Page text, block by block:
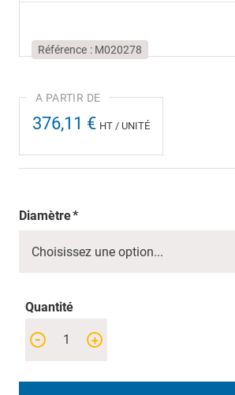
Référence M020278
376,11 € HT / UNITÉ
Diamètre
Quantité
+
-